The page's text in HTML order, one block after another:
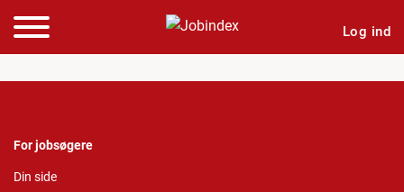
Log ind
For jobsøgere
Din side